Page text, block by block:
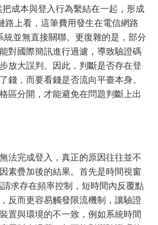
成本與登入行為繫結在一起，形成
路上看，這筆費用發生在電信網路
統並無直接關聯。更復雜的是，部分
對國際簡訊進行過濾，導致驗證碼
放大誤判。因此，判斷是否存在登
錢，而要看錢是否流向平臺本身。
區分開，才能避免在問題判斷上出
法完成登入，真正的原因往往並不
素疊加後的結果。首先是時間視窗
求存在頻率控制，短時間內反覆點
反而更容易觸發限流機制，讓驗證
置與環境的不一致，例如系統時間